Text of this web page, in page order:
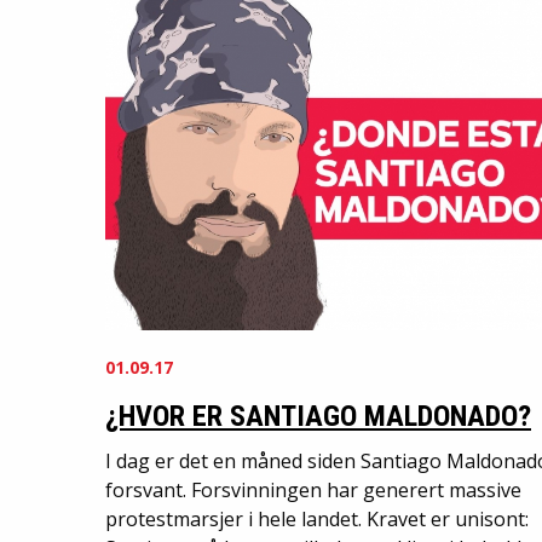
01.09.17
¿HVOR ER SANTIAGO MALDONADO?
I dag er det en måned siden Santiago
forsvant. Forsvinningen har generert massive
protestmarsjer i hele landet. Kravet er unisont: